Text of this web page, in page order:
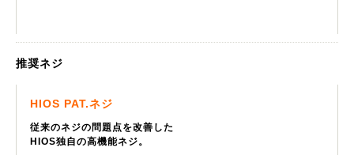
推奨ネジ
HIOS PAT.ネジ
従来のネジの問題点を改善した
HIOS独自の高機能ネジ。